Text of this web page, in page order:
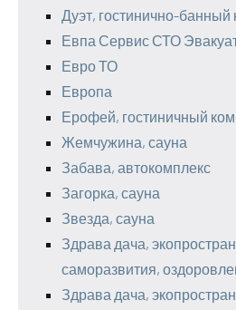
Дуэт, гостинично-банный
Евпа Сервис СТО
Евро ТО
Европа
Ерофей, гостиничный
Жемчужина, сауна
Забава, автокомплекс
Загорка, сауна
Звезда, сауна
Здрава дача,
саморазвития,
Здрава дача,